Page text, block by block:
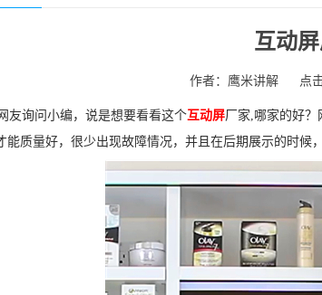
互动
作者：鹰米讲解 点
询问小编，说是想要看看这个互动屏厂家,哪家的好
能质量好，很少出现故障情况，并且在后期展示的时候